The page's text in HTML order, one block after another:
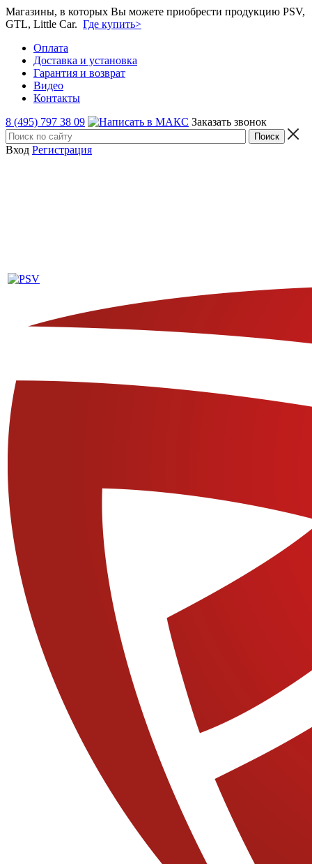
Магазины, в которых Вы можете приобрести продукцию PSV,
GTL, Little Car. Где купить>
Оплата
Доставка и установка
Гарантия и возврат
Видео
Контакты
8 (495) 797 38 09
Заказать звонок
Вход Регистрация